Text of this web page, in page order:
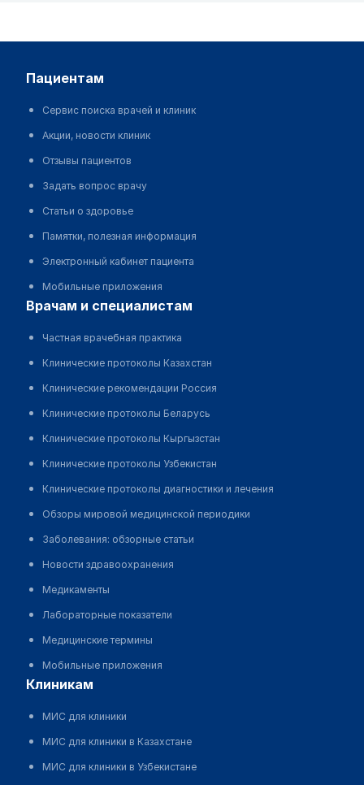
пациентам
Сервис поиска врачей и клиник
Акции, новости клиник
Отзывы пациентов
Задать вопрос врачу
Статьи о здоровье
Памятки, полезная информация
Электронный кабинет пациента
Мобильные приложения
врачам и специалистам
Частная врачебная практика
Клинические протоколы Казахстан
Клинические рекомендации Россия
Клинические протоколы Беларусь
Клинические протоколы Кыргызстан
Клинические протоколы Узбекистан
Клинические протоколы диагностики и лечения
Обзоры мировой медицинской периодики
Заболевания: обзорные статьи
Новости здравоохранения
Медикаменты
Лабораторные показатели
Медицинские термины
Мобильные приложения
клиникам
МИС для клиники
МИС для клиники в Казахстане
МИС для клиники в Узбекистане